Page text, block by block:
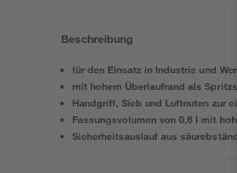
Beschreibung
für den Einsatz in Industrie und
mit hohem Überlaufrand als
Handgriff, Sieb und Luftnuten zur
Fassungsvolumen von 0,6 l mit
Sicherheitsauslauf aus